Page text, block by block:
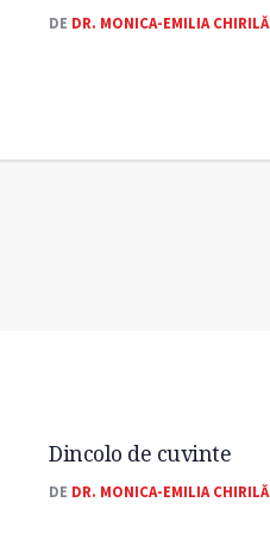
DE DR. MONICA-EMILIA CHIRILĂ
Dincolo de cuvinte
DE DR. MONICA-EMILIA CHIRILĂ